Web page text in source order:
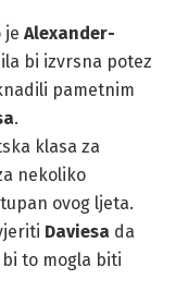
je Alexander-
bi izvrsna potez
pametnim
.
klasa za
nekoliko
ovog ljeta.
Daviesa da
to mogla biti